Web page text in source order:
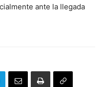
ante la llegada